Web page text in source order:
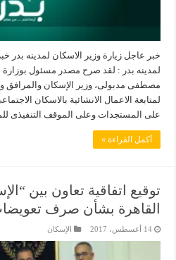
خبر عاجل زيارة وزير الاسكان لمدينه بدر
لمدينه بدر : لقد صرح مصدر مسئول بوزارة
مصطفى مدبولى، وزير الإسكان والمرافق
لمتابعة الاعمال الانشائية بالاسكان
على المستجدات وعلى الموقف التنفيذى
أكمل القراءة »
توقيع اتفاقية تعاون بين
القاهرة بشأن صرف
14 أغسطس، 2017 الإسكان